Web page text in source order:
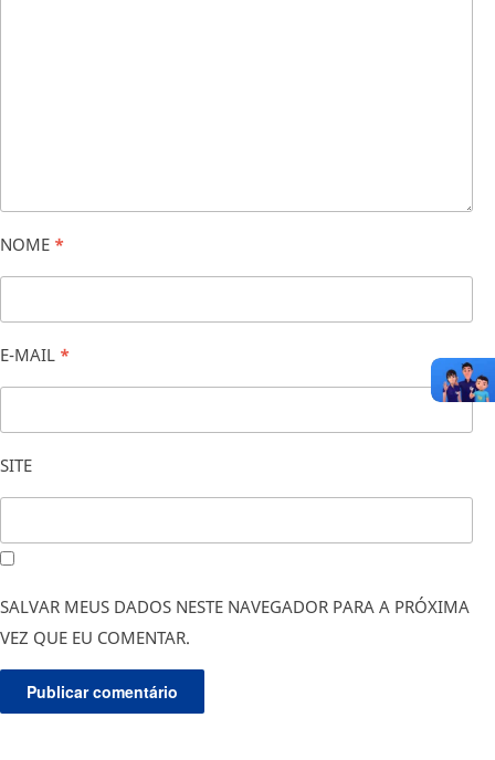
NOME *
E-MAIL *
SITE
SALVAR MEUS DADOS NESTE NAVEGADOR PARA A PRÓXIMA
VEZ QUE EU COMENTAR.